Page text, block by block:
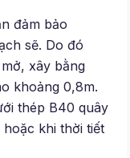
đảm bảo
sẽ. Do đó
xây bằng
khoảng 0,8m.
thép B40 quây
khi thời tiết